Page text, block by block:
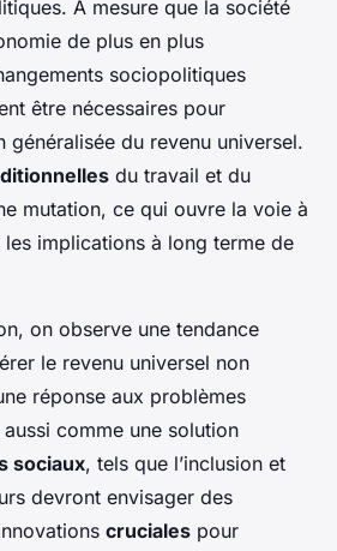
À mesure que la société
de plus en plus
sociopolitiques
être nécessaires pour
généralisée du revenu universel.
du travail et du
mutation, ce qui ouvre la voie à
implications à long terme de
on observe une tendance
le revenu universel non
réponse aux problèmes
comme une solution
sociaux, tels que l’inclusion et
devront envisager des
cruciales pour